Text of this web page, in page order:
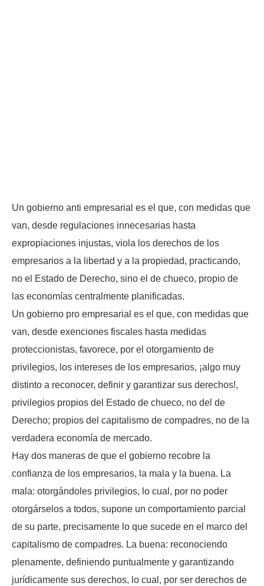
Un gobierno anti empresarial es el que, con medidas que
van, desde regulaciones innecesarias hasta
expropiaciones injustas, viola los derechos de los
empresarios a la libertad y a la propiedad, practicando,
no el Estado de Derecho, sino el de chueco, propio de
las economías centralmente planificadas.
Un gobierno pro empresarial es el que, con medidas que
van, desde exenciones fiscales hasta medidas
proteccionistas, favorece, por el otorgamiento de
privilegios, los intereses de los empresarios, ¡algo muy
distinto a reconocer, definir y garantizar sus derechos!,
privilegios propios del Estado de chueco, no del de
Derecho; propios del capitalismo de compadres, no de la
verdadera economía de mercado.
Hay dos maneras de que el gobierno recobre la
confianza de los empresarios, la mala y la buena. La
mala: otorgándoles privilegios, lo cual, por no poder
otorgárselos a todos, supone un comportamiento parcial
de su parte, precisamente lo que sucede en el marco del
capitalismo de compadres. La buena: reconociendo
plenamente, definiendo puntualmente y garantizando
jurídicamente sus derechos, lo cual, por ser derechos de